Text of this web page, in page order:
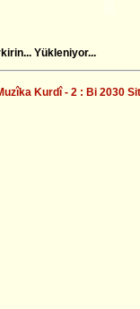
Kurdî - 2 : Bi 2030